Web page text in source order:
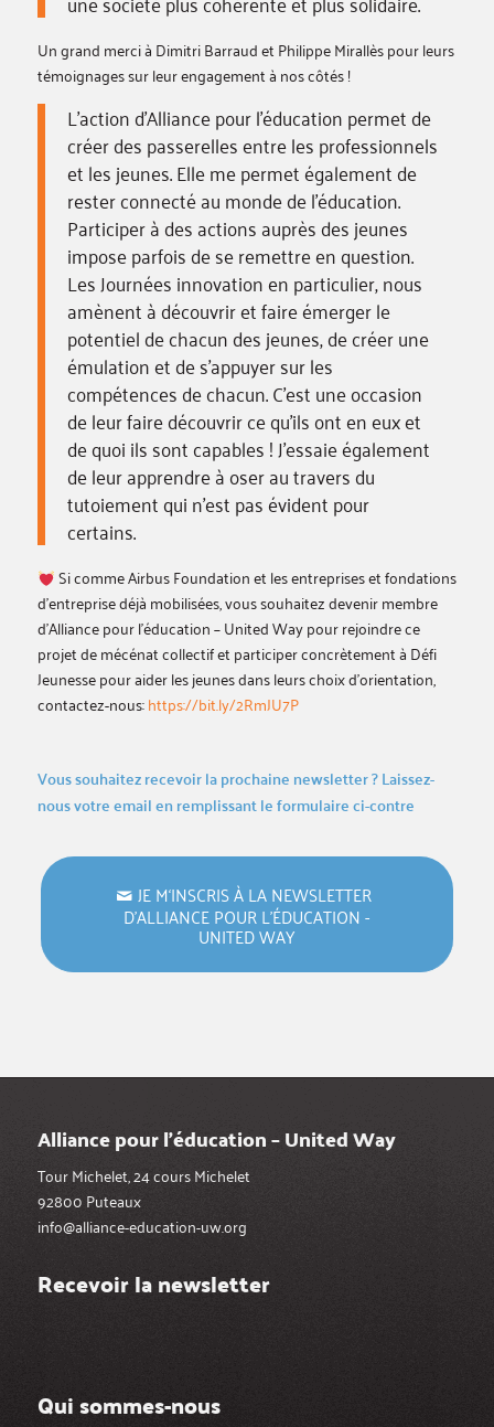
Un grand merci à Dimitri Barraud et Philippe Mirallès pour leurs
témoignages sur leur engagement à nos côtés !
L’action d’Alliance pour l’éducation permet de
créer des passerelles entre les professionnels
et les jeunes. Elle me permet également de
rester connecté au monde de l’éducation.
Participer à des actions auprès des jeunes
impose parfois de se remettre en question.
Les Journées innovation en particulier, nous
amènent à découvrir et faire émerger le
potentiel de chacun des jeunes, de créer une
émulation et de s’appuyer sur les
compétences de chacun. C’est une occasion
de leur faire découvrir ce qu’ils ont en eux et
de quoi ils sont capables ! J’essaie également
de leur apprendre à oser au travers du
tutoiement qui n’est pas évident pour
certains.
Si comme Airbus Foundation et les entreprises et fondations
d’entreprise déjà mobilisées, vous souhaitez devenir membre
d’Alliance pour l’éducation – United Way pour rejoindre ce
projet de mécénat collectif et participer concrètement à Défi
Jeunesse pour aider les jeunes dans leurs choix d’orientation,
contactez-nous:https://bit.ly/2RmJU7P
Vous souhaitez recevoir la prochaine newsletter ? Laissez-
nous votre email en remplissant le formulaire ci-contre
JE M‘INSCRIS À LA NEWSLETTER
D’ALLIANCE POUR L’ÉDUCATION -
UNITED WAY
Alliance pour l’éducation – United Way
Tour Michelet, 24 cours Michelet
92800 Puteaux
info@alliance-education-uw.org
Recevoir la newsletter
Qui sommes-nous